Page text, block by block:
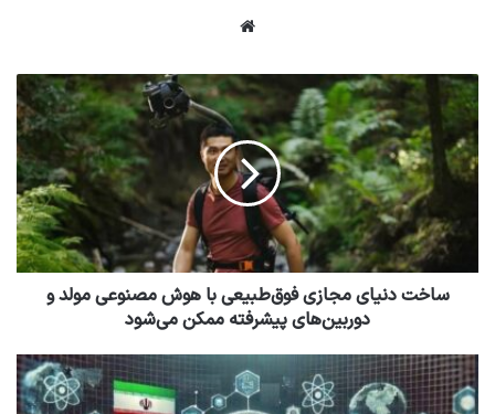
ساخت دنیای مجازی فوق‌طبیعی با هوش مصنوعی مولد و
دوربین‌های پیشرفته ممکن می‌شود